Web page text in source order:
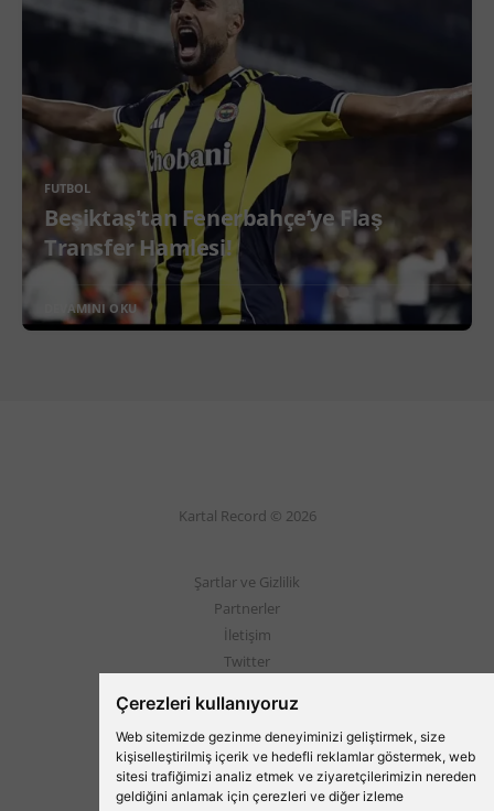
Çerezleri kullanıyoruz
Web sitemizde gezinme deneyiminizi geliştirmek, size
kişiselleştirilmiş içerik ve hedefli reklamlar göstermek, web
sitesi trafiğimizi analiz etmek ve ziyaretçilerimizin nereden
geldiğini anlamak için çerezleri ve diğer izleme
FUTBOL
Beşiktaş'tan Fenerbahçe’ye Flaş
Transfer Hamlesi!
DEVAMINI OKU
Kartal Record © 2026
Şartlar ve Gizlilik
Partnerler
İletişim
Twitter
Beşiktaş'ın Medyası